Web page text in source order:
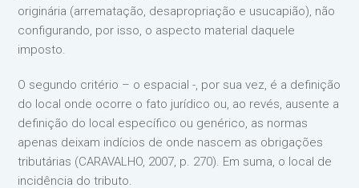
originária (arrematação, desapropriação e usucapião), não
configurando, por isso, o aspecto material daquele
imposto.
O segundo critério – o espacial -, por sua vez, é a definição
do local onde ocorre o fato jurídico ou, ao revés, ausente a
definição do local específico ou genérico, as normas
apenas deixam indícios de onde nascem as obrigações
tributárias (CARAVALHO, 2007, p. 270). Em suma, o local de
incidência do tributo.